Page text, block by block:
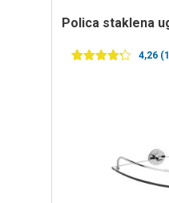
polica staklena
4,26